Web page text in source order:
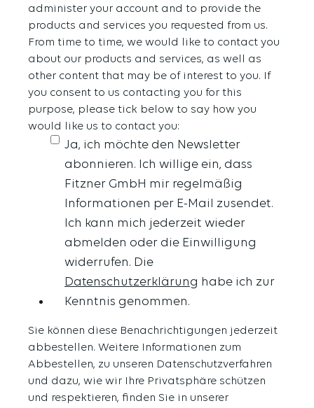
administer your account and to provide the
products and services you requested from us.
From time to time, we would like to contact you
about our products and services, as well as
other content that may be of interest to you. If
you consent to us contacting you for this
purpose, please tick below to say how you
would like us to contact you:
Ja, ich möchte den Newsletter
abonnieren. Ich willige ein, dass
Fitzner GmbH mir regelmäßig
Informationen per E-Mail zusendet.
Ich kann mich jederzeit wieder
abmelden oder die Einwilligung
widerrufen. Die
Datenschutzerklärung habe ich zur
Kenntnis genommen.
Sie können diese Benachrichtigungen jederzeit
abbestellen. Weitere Informationen zum
Abbestellen, zu unseren Datenschutzverfahren
und dazu, wie wir Ihre Privatsphäre schützen
und respektieren, finden Sie in unserer